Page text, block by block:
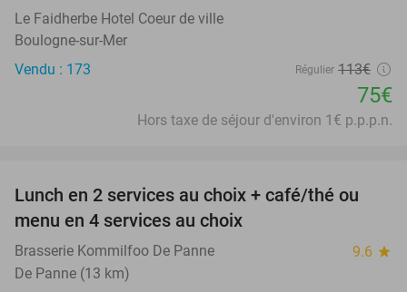
Le Faidherbe Hotel Coeur de ville
Boulogne-sur-Mer
Vendu : 173
Régulier 113€
75€
Hors taxe de séjour d'environ 1€ p.p.p.n.
34%
Lunch en 2 services au choix + café/thé ou
menu en 4 services au choix
Brasserie Kommilfoo De Panne 9.6 star
De Panne (13 km)